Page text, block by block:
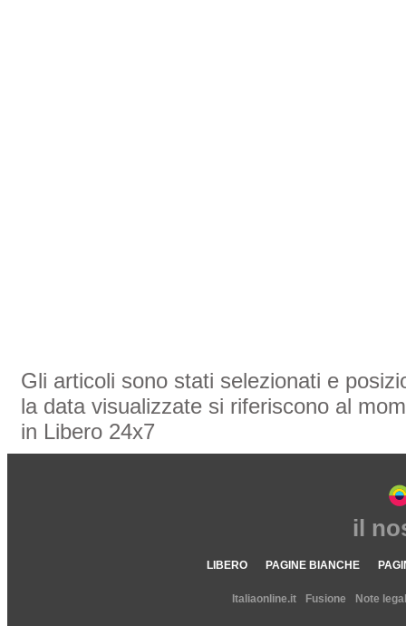
Gli articoli sono stati selezionati e
la data visualizzate si riferiscono al
in Libero 24x7
il
LIBERO PAGINE BIANCHE
Italiaonline.it Fusione Note